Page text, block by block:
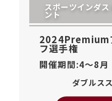
スポーツインダ
ント
2024Premium
フ選手権
開催期間:4〜8月
ダブルス